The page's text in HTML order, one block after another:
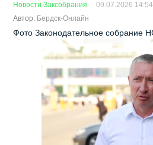
Новости Заксобрания
09.07.2026 14:54
Автор: Бердск-Онлайн
Фото Законодательное собрание